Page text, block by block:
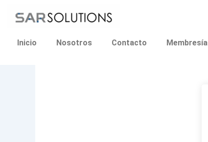
Inicio Nosotros Contacto Membresía